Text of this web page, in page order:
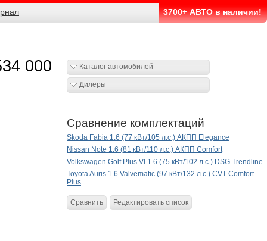
3700+ АВТО в наличии!
000 Каталог автомобилей
Дилеры
Сравнение комплектаций
Skoda Fabia 1.6 (77 кВт/105 л.с.) АКПП Elegance
Nissan Note 1.6 (81 кВт/110 л.с.) АКПП Comfort
Volkswagen Golf Plus VI 1.6 (75 кВт/102 л.с.) DSG Trendline
Toyota Auris 1.6 Valvematic (97 кВт/132 л.с.) CVT Comfort
Plus
Сравнить Редактировать список